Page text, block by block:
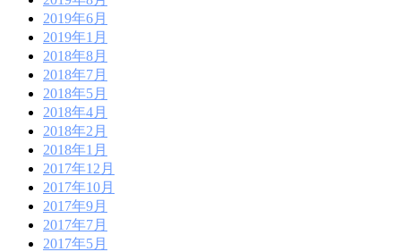
2019年6月
2019年1月
2018年8月
2018年7月
2018年5月
2018年4月
2018年2月
2018年1月
2017年12月
2017年10月
2017年9月
2017年7月
2017年5月